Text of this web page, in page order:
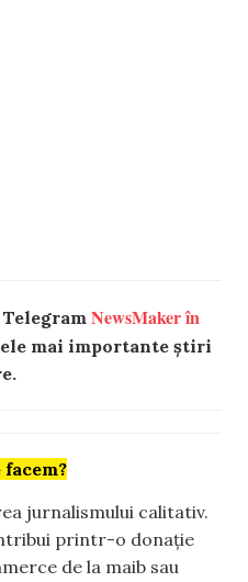
NewsMaker în
mai importante știri
jurnalismului calitativ.
printr-o donație
de la maib sau